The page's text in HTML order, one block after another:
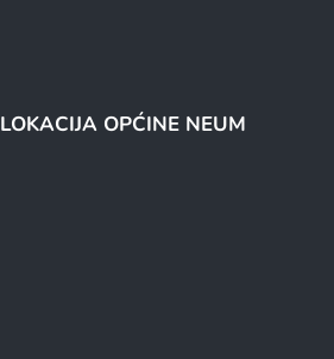
LOKACIJA OPĆINE NEUM